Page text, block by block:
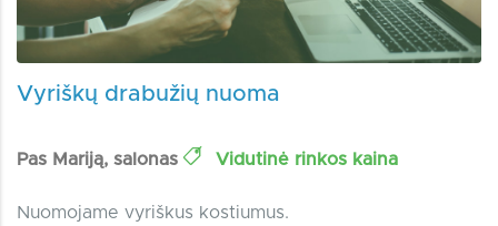
Vyriškų drabužių nuoma
Pas Mariją, salonas Vidutinė rinkos kaina
Nuomojame vyriškus kostiumus.